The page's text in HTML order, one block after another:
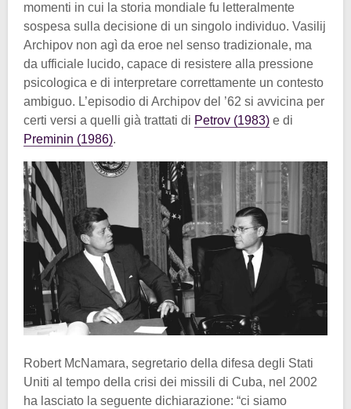
momenti in cui la storia mondiale fu letteralmente
sospesa sulla decisione di un singolo individuo. Vasilij
Archipov non agì da eroe nel senso tradizionale, ma
da ufficiale lucido, capace di resistere alla pressione
psicologica e di interpretare correttamente un contesto
ambiguo. L’episodio di Archipov del ’62 si avvicina per
certi versi a quelli già trattati di Petrov (1983) e di
Preminin (1986).
Robert McNamara, segretario della difesa degli Stati
Uniti al tempo della crisi dei missili di Cuba, nel 2002
ha lasciato la seguente dichiarazione: “ci siamo